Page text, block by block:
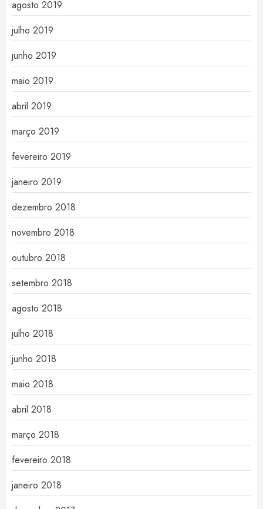
agosto 2019
julho 2019
junho 2019
maio 2019
abril 2019
março 2019
fevereiro 2019
janeiro 2019
dezembro 2018
novembro 2018
outubro 2018
setembro 2018
agosto 2018
julho 2018
junho 2018
maio 2018
abril 2018
março 2018
fevereiro 2018
janeiro 2018